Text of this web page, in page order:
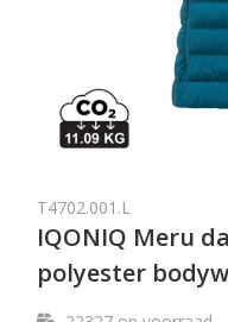
T4702.001.L
IQONIQ Meru
polyester